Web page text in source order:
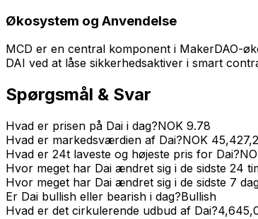
Økosystem og Anvendelse
MCD er en central komponent i MakerDAO-
DAI ved at låse sikkerhedsaktiver i smart
Spørgsmål & Svar
Hvad er prisen på Dai i dag?NOK 9.78
Hvad er markedsværdien af Dai?NOK
Hvad er 24t laveste og højeste pris for Dai?
Hvor meget har Dai ændret sig i de sidste 24
Hvor meget har Dai ændret sig i de sidste 7
Er Dai bullish eller bearish i dag?Bullish
Hvad er det cirkulerende udbud af Dai?